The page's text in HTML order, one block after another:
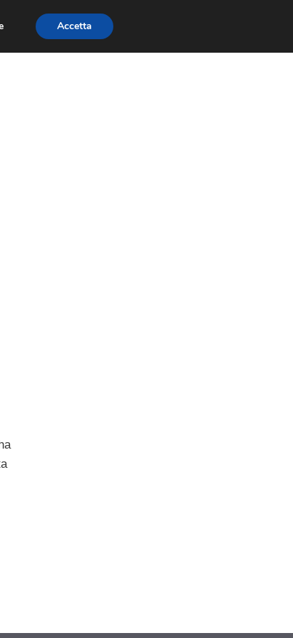
TRAILER GIOCHI
Accetta